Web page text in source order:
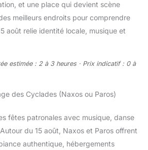
et une place qui devient scène
meilleurs endroits pour comprendre
août relie identité locale, musique et
estimée : 2 à 3 heures · Prix indicatif : 0 à
des Cyclades (Naxos ou Paros)
fêtes patronales avec musique, danse
du 15 août, Naxos et Paros offrent
authentique, hébergements